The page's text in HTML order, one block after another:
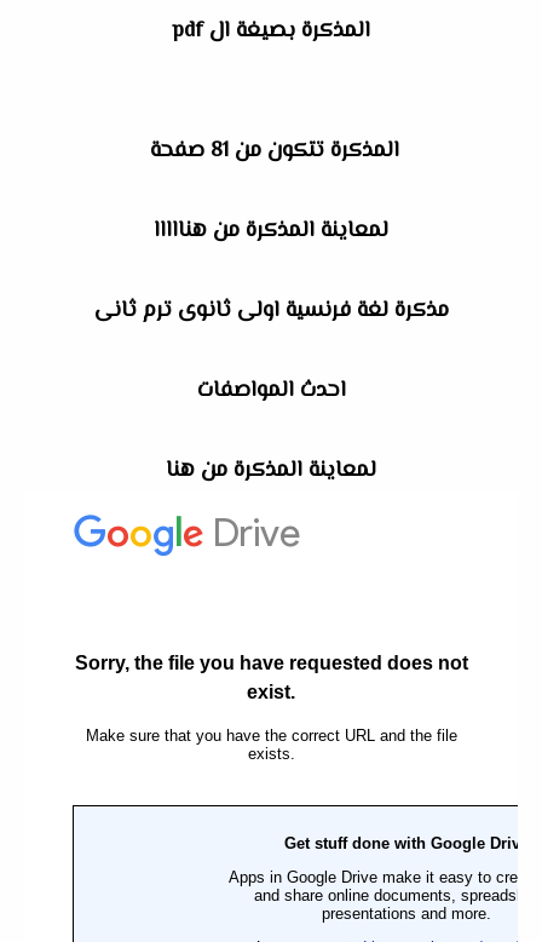
المذكرة بصيغة ال pdf
المذكرة تتكون من 81 صفحة
لمعاينة المذكرة من هنااااا
مذكرة لغة فرنسية اولى ثانوى ترم ثانى
احدث المواصفات
لمعاينة المذكرة من هنا